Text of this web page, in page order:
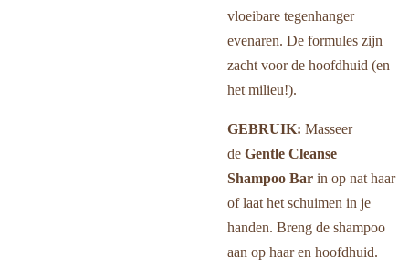
vloeibare tegenhanger
evenaren. De formules zijn
zacht voor de hoofdhuid (en
het milieu!).
GEBRUIK: Masseer
de Gentle Cleanse
Shampoo Bar in op nat haar
of laat het schuimen in je
handen. Breng de shampoo
aan op haar en hoofdhuid.